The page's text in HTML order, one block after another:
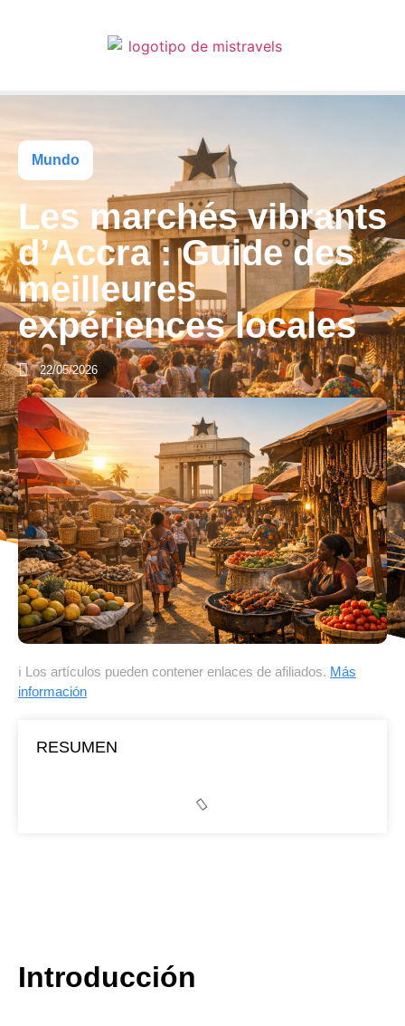
Mundo
Les marchés vibrants
d’Accra : Guide des
meilleures
expériences locales
22/05/2026
ℹ Los artículos pueden contener enlaces de afiliados. Más
información
RESUMEN
Introducción